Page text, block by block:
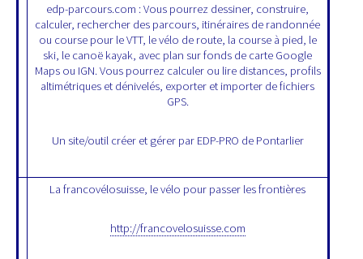
edp-parcours.com : Vous pourrez dessiner, construire,
calculer, rechercher des parcours, itinéraires de randonnée
ou course pour le VTT, le vélo de route, la course à pied, le
ski, le canoë kayak, avec plan sur fonds de carte Google
Maps ou IGN. Vous pourrez calculer ou lire distances, profils
altimétriques et dénivelés, exporter et importer de fichiers
GPS.
Un site/outil créer et gérer par EDP-PRO de Pontarlier
La francovélosuisse, le vélo pour passer les frontières
http://francovelosuisse.com